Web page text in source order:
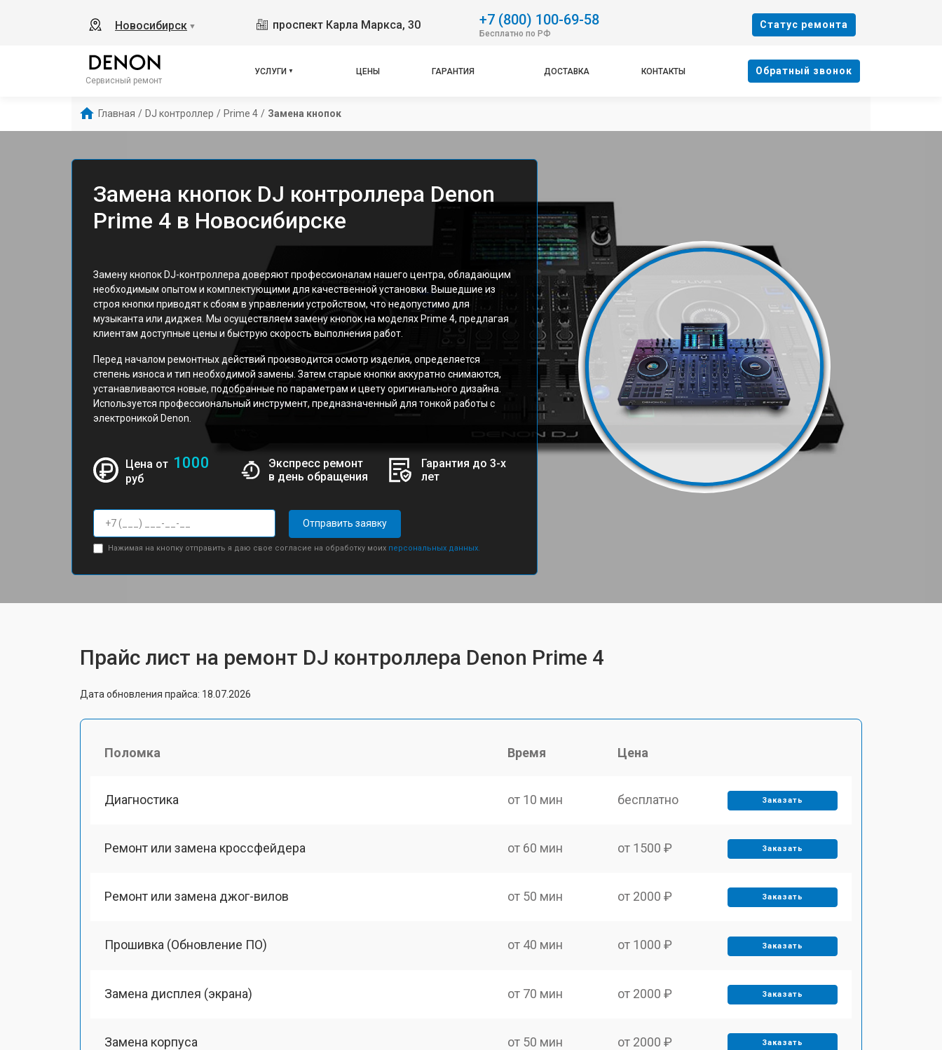
Новосибирск ▼ проспект Карла Маркса, 30 +7 (800) 100-69-58
Бесплатно по РФ
Cтатус ремонта
Сервисный ремонт
УСЛУГИ ЦЕНЫ ГАРАНТИЯ ДОСТАВКА КОНТАКТЫ Oбратный звонок
Главная / DJ контроллер / Prime 4 / Замена кнопок
Замена кнопок DJ контроллера Denon
Prime 4 в Новосибирске
Замену кнопок DJ-контроллера доверяют профессионалам нашего центра, обладающим
необходимым опытом и комплектующими для качественной установки. Вышедшие из
строя кнопки приводят к сбоям в управлении устройством, что недопустимо для
музыканта или диджея. Мы осуществляем замену кнопок на моделях Prime 4, предлагая
клиентам доступные цены и быструю скорость выполнения работ.
Перед началом ремонтных действий производится осмотр изделия, определяется
степень износа и тип необходимой замены. Затем старые кнопки аккуратно снимаются,
устанавливаются новые, подобранные по параметрам и цвету оригинального дизайна.
Используется профессиональный инструмент, предназначенный для тонкой работы с
электроникой Denon.
Цена от 1000
руб
Экспресс ремонт
в день обращения
Гарантия до 3-х
лет
Отправить заявку
Нажимая на кнопку отправить я даю свое согласие на обработку моих персональных данных.
Прайс лист на ремонт DJ контроллера Denon Prime 4
Дата обновления прайса: 18.07.2026
Поломка Время Цена
Диагностика от 10 мин бесплатно Заказать
Ремонт или замена кроссфейдера от 60 мин от 1500 ₽ Заказать
Ремонт или замена джог-вилов от 50 мин от 2000 ₽ Заказать
Прошивка (Обновление ПО) от 40 мин от 1000 ₽ Заказать
Замена дисплея (экрана) от 70 мин от 2000 ₽ Заказать
Замена корпуса от 50 мин от 2000 ₽ Заказать